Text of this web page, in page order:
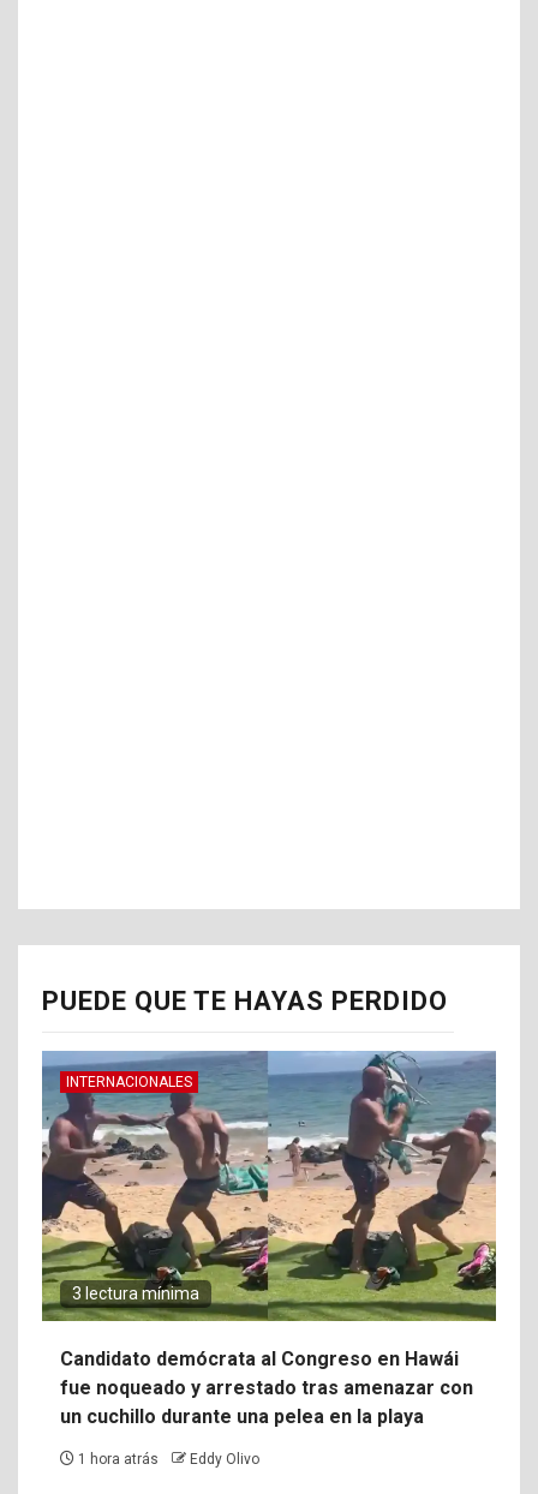
PUEDE QUE TE HAYAS PERDIDO
INTERNACIONALES
3 lectura mínima
Candidato demócrata al Congreso en Hawái
fue noqueado y arrestado tras amenazar con
un cuchillo durante una pelea en la playa
1 hora atrás Eddy Olivo